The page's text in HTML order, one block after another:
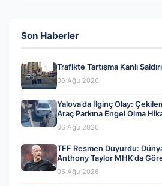
Son Haberler
Trafikte Tartışma Kanlı
06 Ağu 2026
Yalova’da İlginç Olay:
Araç Parkına Engel Olma
06 Ağu 2026
TFF Resmen Duyurdu:
Anthony Taylor MHK’da
05 Ağu 2026